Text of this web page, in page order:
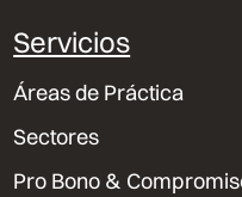
Servicios
Áreas de Práctica
Sectores
Pro Bono &